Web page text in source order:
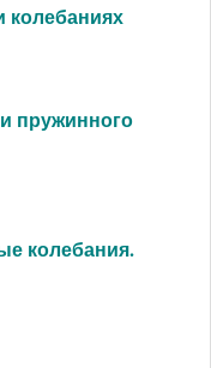
колебаниях
пружинного
колебания.